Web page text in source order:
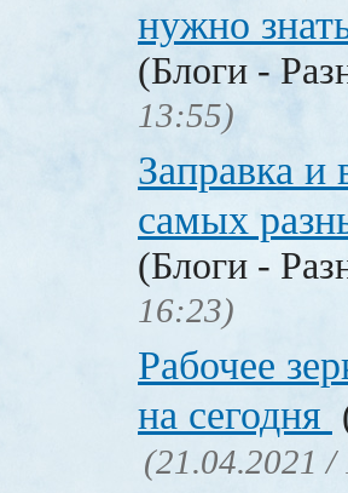
нужно
(Блоги -
13:55)
Заправка и
самых
(Блоги -
16:23)
Рабочее
на сегодня
(21.04.2021 /